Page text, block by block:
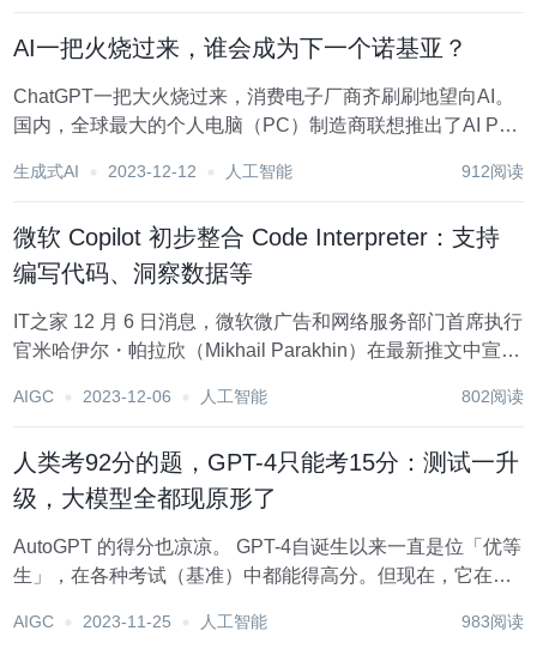
AI一把火烧过来，谁会成为下一个诺基亚？
ChatGPT一把大火烧过来，消费电子厂商齐刷刷地望向AI。
国内，全球最大的个人电脑（PC）制造商联想推出了AI PC;
热恋;vivo将AI大模型装入智能手机，华为、小米、OPPO等
生成式AI 2023-12-12 人工智能 912阅读
微软 Copilot 初步整合 Code Interpreter：支持
编写代码、洞察数据等
IT之家 12 月 6 日消息，微软微广告和网络服务部门首席执行
官米哈伊尔・帕拉欣（Mikhail Parakhin）在最新推文中宣
Copilot（原 Bing Chat）目前已经初...
AIGC 2023-12-06 人工智能 802阅读
人类考92分的题，GPT-4只能考15分：测试一升
级，大模型全都现原形了
AutoGPT 的得分也凉凉。 GPT-4自诞生以来一直是位「优等
生」，在各种考试（基准）中都能得高分。但现在，它在一
「GAIA」的测试题由来自 Meta-FAIR、Meta-GenAI、
AIGC 2023-11-25 人工智能 983阅读